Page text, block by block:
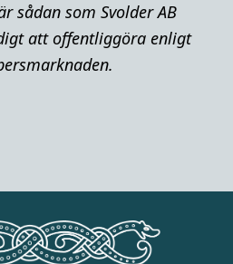
sådan som Svolder AB
att offentliggöra enligt